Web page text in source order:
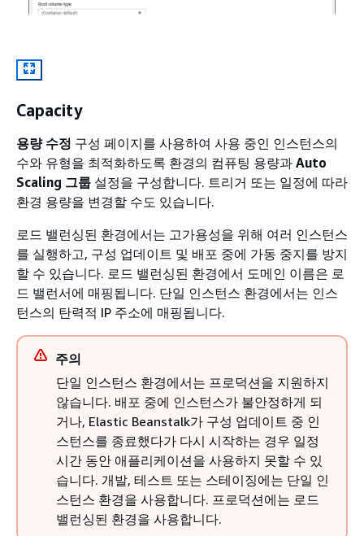
Capacity
용량 수정 구성 페이지를 사용하여 사용 중인 인스턴스의
수와 유형을 최적화하도록 환경의 컴퓨팅 용량과 Auto
Scaling 그룹 설정을 구성합니다. 트리거 또는 일정에 따라
환경 용량을 변경할 수도 있습니다.
로드 밸런싱된 환경에서는 고가용성을 위해 여러 인스턴스
를 실행하고, 구성 업데이트 및 배포 중에 가동 중지를 방지
할 수 있습니다. 로드 밸런싱된 환경에서 도메인 이름은 로
드 밸런서에 매핑됩니다. 단일 인스턴스 환경에서는 인스
턴스의 탄력적 IP 주소에 매핑됩니다.
주의
단일 인스턴스 환경에서는 프로덕션을 지원하지
않습니다. 배포 중에 인스턴스가 불안정하게 되
거나, Elastic Beanstalk가 구성 업데이트 중 인
스턴스를 종료했다가 다시 시작하는 경우 일정
시간 동안 애플리케이션을 사용하지 못할 수 있
습니다. 개발, 테스트 또는 스테이징에는 단일 인
스턴스 환경을 사용합니다. 프로덕션에는 로드
밸런싱된 환경을 사용합니다.